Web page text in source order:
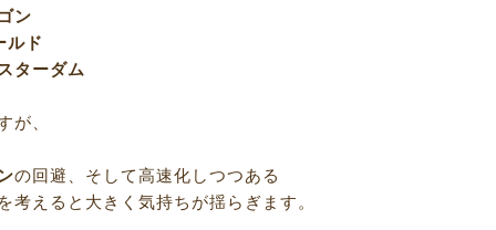
ン
ルド
ターダム
が、
の回避、そして高速化しつつある
考えると大きく気持ちが揺らぎます。